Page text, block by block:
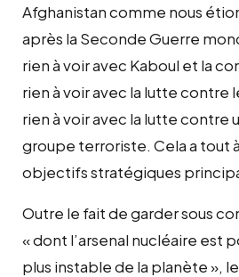
Afghanistan comme nous
après la Seconde Guerre
rien à voir avec Kaboul et la
rien à voir avec la lutte contre
rien à voir avec la lutte contre
groupe terroriste. Cela a tout
objectifs stratégiques
Outre le fait de garder sous
« dont l’arsenal nucléaire est
plus instable de la planète »,